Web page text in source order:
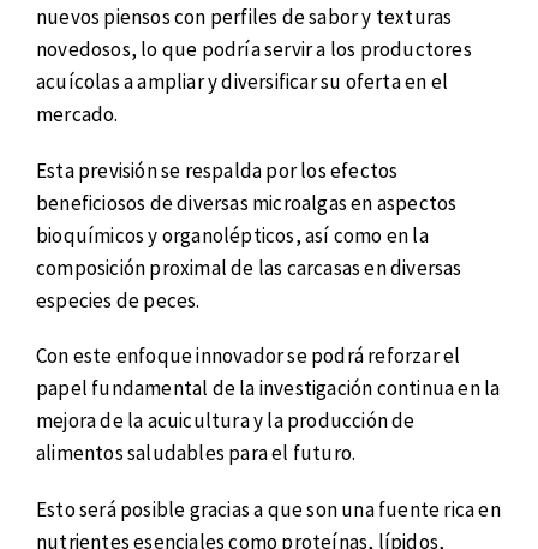
nuevos piensos con perfiles de sabor y texturas
novedosos, lo que podría servir a los productores
acuícolas a ampliar y diversificar su oferta en el
mercado.
Esta previsión se respalda por los efectos
beneficiosos de diversas microalgas en aspectos
bioquímicos y organolépticos, así como en la
composición proximal de las carcasas en diversas
especies de peces.
Con este enfoque innovador se podrá reforzar el
papel fundamental de la investigación continua en la
mejora de la acuicultura y la producción de
alimentos saludables para el futuro.
Esto será posible gracias a que son una fuente rica en
nutrientes esenciales como proteínas, lípidos,